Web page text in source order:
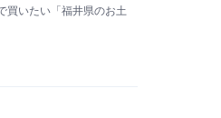
買いたい「福井県のお土